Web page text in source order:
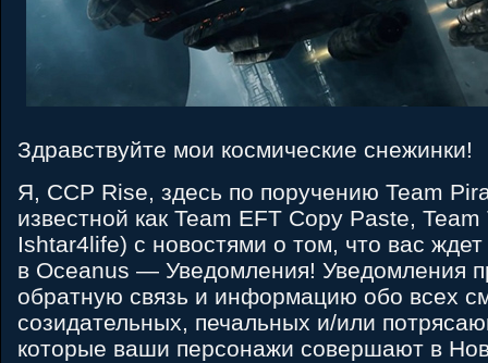
Здравствуйте мои космические снежинки!
Я, CCP Rise, здесь по поручению Team
известной как Team EFT Copy Paste,
Ishtar4life) с новостями о том, что вас ждет
в Oceanus — Уведомления! Уведомления
обратную связь и информацию обо всех
созидательных, печальных и/или
которые ваши персонажи совершают в